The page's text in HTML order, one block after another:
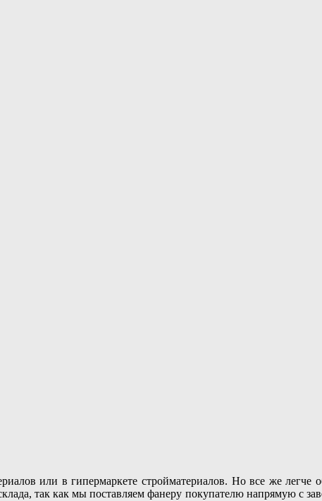
или в гипермаркете стройматериалов. Но все же легче
так как мы поставляем фанеру покупателю напрямую с